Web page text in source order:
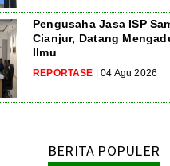
Pengusaha Jasa ISP
Cianjur, Datang
Ilmu
REPORTASE | 04 Agu 2026
BERITA POPULER